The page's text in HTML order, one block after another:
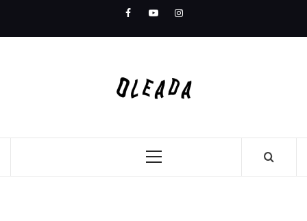
content
FacebookYoutubeInstagram
Primary